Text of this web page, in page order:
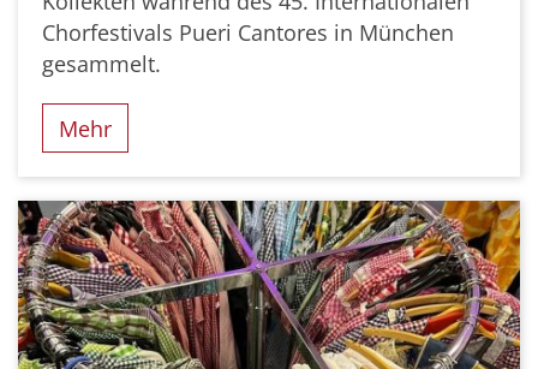
Chorfestivals Pueri Cantores in München
gesammelt.
Mehr